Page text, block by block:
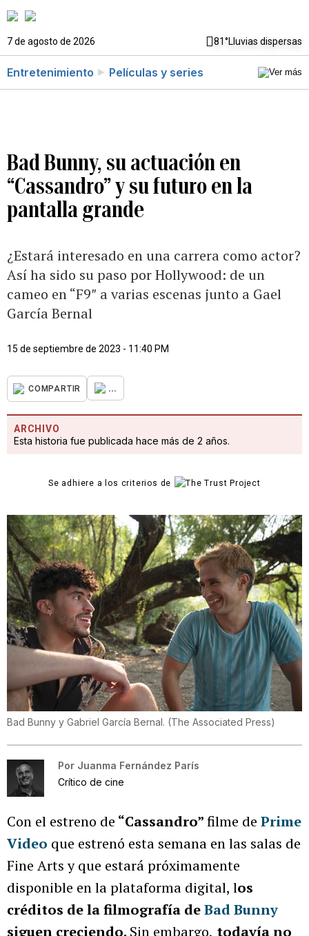
7 de agosto de 2026 81°Lluvias dispersas
Entretenimiento Películas y series
Bad Bunny, su actuación en
“Cassandro” y su futuro en la
pantalla grande
¿Estará interesado en una carrera como actor?
Así ha sido su paso por Hollywood: de un
cameo en “F9″ a varias escenas junto a Gael
García Bernal
15 de septiembre de 2023 - 11:40 PM
COMPARTIR ...
ARCHIVO
Esta historia fue publicada hace más de 2 años.
Se adhiere a los criterios de
Bad Bunny y Gabriel García Bernal. (The Associated Press)
Por Juanma Fernández París
Crítico de cine
Con el estreno de “Cassandro”filme de Prime
Video que estrenó esta semana en las salas de
Fine Arts y que estará próximamente
disponible en la plataforma digital, los
créditos de la filmografía deBad Bunny
siguen creciendo. Sin embargo, todavía no